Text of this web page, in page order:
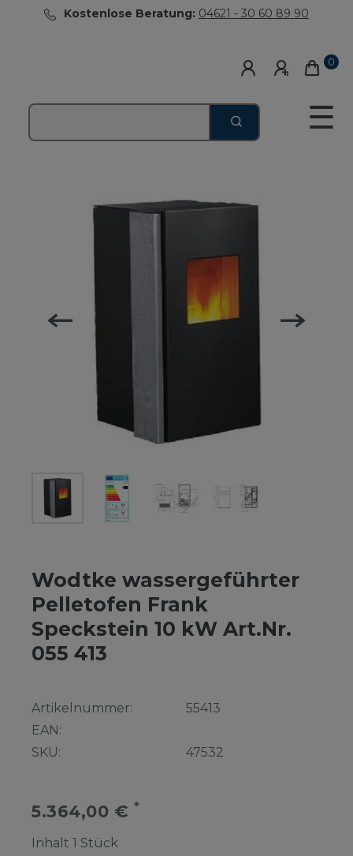
Kostenlose Beratung: 04621 - 30 60 89 90
0
☰
Wodtke wassergeführter
Pelletofen Frank
Speckstein 10 kW Art.Nr.
055 413
Artikelnummer:
EAN:
SKU:
55413
47532
5.364,00 € *
Inhalt 1 Stück